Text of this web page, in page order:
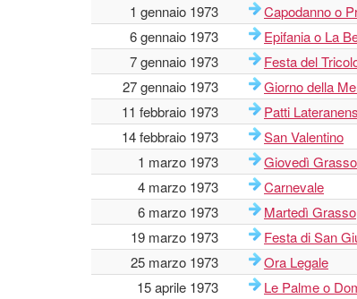
1 gennaio 1973 Capodanno o
6 gennaio 1973
Epifania o La
7 gennaio 1973
Festa del
27 gennaio 1973
Giorno della
11 febbraio 1973
Patti
14 febbraio 1973
San Valentino
1 marzo 1973
Giovedì Grasso
4 marzo 1973
Carnevale
6 marzo 1973
Martedì Grasso
19 marzo 1973
Festa di San
25 marzo 1973
Ora Legale
15 aprile 1973
Le Palme o